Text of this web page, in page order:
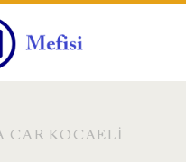
CAR KOCAELI